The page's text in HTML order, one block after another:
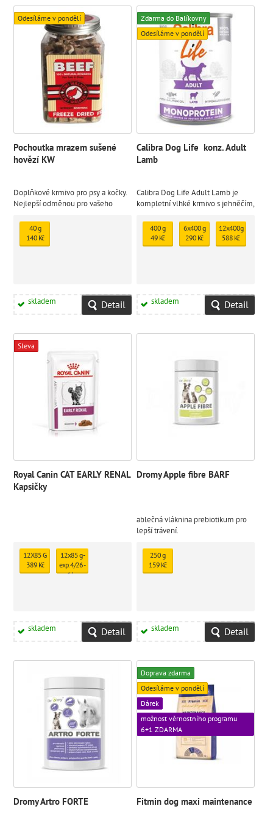
Odesíláme v pondělí
Pochoutka mrazem sušené
hovězí KW
Doplňkové krmivo pro psy a kočky.
Nejlepší odměnou pro vašeho
mrazem sušený pamlsek
40 g
140 Kč
skladem Detail
Zdarma do Balíkovny
Odesíláme v pondělí
Calibra Dog Life konz. Adult
Lamb
Calibra Dog Life Adult Lamb je
kompletní vlhké krmivo s jehněčím,
Monoproteinová receptura je bez
lepku a je sestavena z omezeného
počtu ingrediencí ze 100%
400 g
49 Kč
6x400 g
290 Kč
12x400g
588 Kč
skladem Detail
Sleva
Royal Canin CAT EARLY RENAL
Kapsičky
12X85 G
389 Kč
12x85 g -
exp. 4/26 -
1 ks
skladem Detail
Dromy Apple fibre BARF
ablečná vláknina prebiotikum pro
lepší trávení.
250 g
159 Kč
skladem Detail
Dromy Artro FORTE
Doprava zdarma
Odesíláme v pondělí
Dárek
možnost věrnostního programu
6+1 ZDARMA
Fitmin dog maxi maintenance